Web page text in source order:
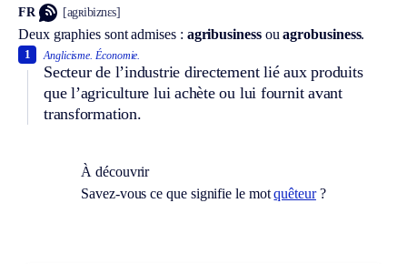
FR [agʀibiznɛs]
Deux graphies sont admises : agribusinessouagrobusiness.
Anglicisme. Économie.
Secteur de l’industrie directement lié aux produits
que l’agriculture lui achète ou lui fournit avant
transformation.
1
À découvrir
Savez-vous ce que signifie le motquêteur?